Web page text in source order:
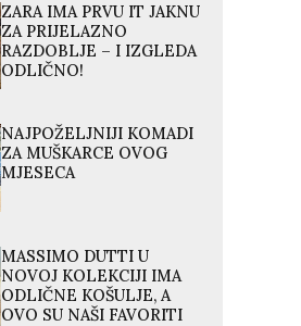
ZARA IMA PRVU IT JAKNU
ZA PRIJELAZNO
RAZDOBLJE – I IZGLEDA
ODLIČNO!
NAJPOŽELJNIJI KOMADI
ZA MUŠKARCE OVOG
MJESECA
MASSIMO DUTTI U
NOVOJ KOLEKCIJI IMA
ODLIČNE KOŠULJE, A
OVO SU NAŠI FAVORITI